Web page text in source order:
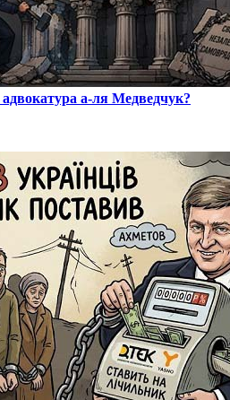
а-ля Медведчук?